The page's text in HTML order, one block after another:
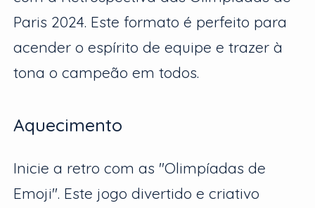
Paris 2024. Este formato é perfeito para
acender o espírito de equipe e trazer à
tona o campeão em todos.
Aquecimento
Inicie a retro com as "Olimpíadas de
Emoji". Este jogo divertido e criativo